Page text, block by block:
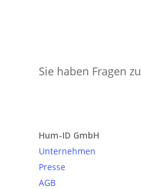
Sie haben Fragen
Hum-ID GmbH
Unternehmen
Presse
AGB